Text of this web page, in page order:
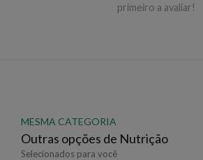
primeiro a avaliar!
MESMA CATEGORIA
Outras opções de Nutrição
Selecionados para você